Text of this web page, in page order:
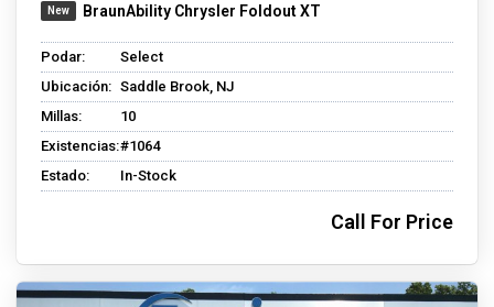
BraunAbility Chrysler Foldout XT
Podar:
Select
Ubicación: Saddle Brook, NJ
Millas:
10
Existencias:#1064
Estado:
In-Stock
Call For Price